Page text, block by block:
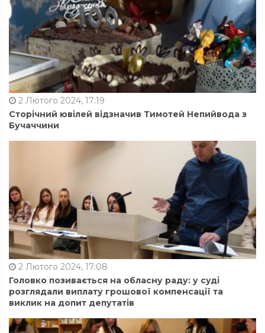
2 Лютого 2024, 17:19
Сторічний ювілей відзначив Тимотей Непийвода з
Бучаччини
2 Лютого 2024, 17:08
Головко позивається на обласну раду: у суді
розглядали виплату грошової компенсації та
виклик на допит депутатів